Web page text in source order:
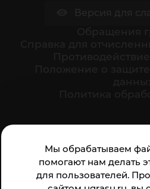
Мы обрабатываем
помогают нам делать
для пользователей.